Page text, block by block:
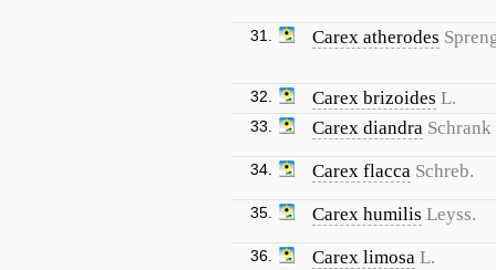
31. Carex atherodes
32. Carex brizoides L.
33. Carex diandra Schrank
34. Carex flacca Schreb.
35. Carex humilis Leyss.
36. Carex limosa L.